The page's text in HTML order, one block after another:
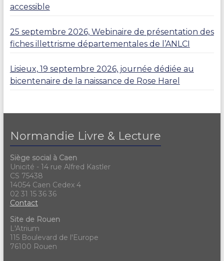
accessible
25 septembre 2026, Webinaire de présentation des
fiches illettrisme départementales de l’ANLCI
Lisieux, 19 septembre 2026, journée dédiée au
bicentenaire de la naissance de Rose Harel
Normandie Livre & Lecture
Siège social à Caen
Unicité - 14 rue Alfred Kastler
CS 75438
14054 Caen Cedex 4
02 31 15 36 36
Contact
Site de Rouen
L'Atrium
115 Boulevard de l'Europe
76100 Rouen